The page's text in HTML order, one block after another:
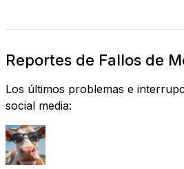
Reportes de Fallos de
Los últimos problemas e
social media: